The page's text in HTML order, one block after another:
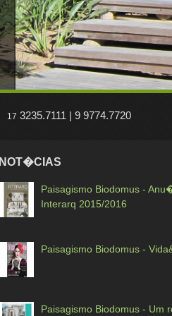
17 3235.7111 | 9 9774.7720
NOT�CIAS
Paisagismo Biodomus -
Interarq 2015/2016
Paisagismo Biodomus -
Paisagismo Biodomus - Um